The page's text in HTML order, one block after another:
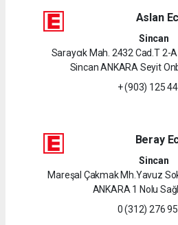
Aslan
Sincan
Saraycık Mah. 2432 Cad.T 2-
Sincan ANKARA Seyit
+ (903) 125
Beray
Sincan
Mareşal Çakmak Mh.Yavuz
ANKARA 1 Nolu
0 (312) 276